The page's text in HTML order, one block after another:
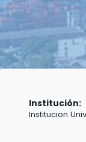
Institución:
Institucion